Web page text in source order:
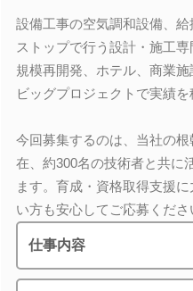
設備工事の空気調和設備、
ストップで行う設計・施工
規模再開発、ホテル、商業
ビッグプロジェクトで実績を
今回募集するのは、当社の
在、約300名の技術者と共に
ます。育成・資格取得支援
い方も安心してご応募くださ
仕事内容